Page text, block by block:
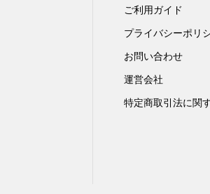
ご利用ガイド
プライバシーポリ
お問い合わせ
運営会社
特定商取引法に関